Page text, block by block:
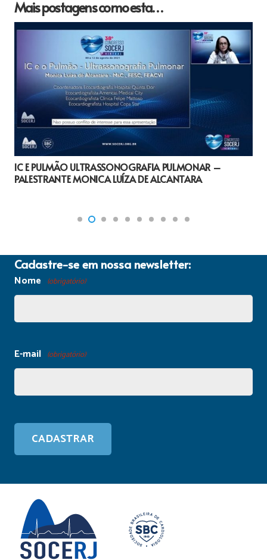
Mais postagens como esta…
IC E PULMÃO ULTRASSONOGRAFIA PULMONAR –
PALESTRANTE MONICA LUÍZA DE ALCANTARA
Cadastre-se em nossa newsletter:
Nome (obrigatório)
E-mail (obrigatório)